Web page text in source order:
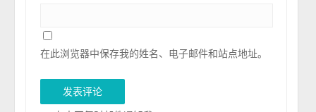
在此浏览器中保存我的姓名、电子邮件和站点地址。